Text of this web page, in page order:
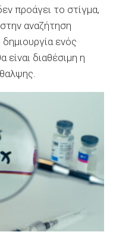
προάγει το στίγμα,
αναζήτηση
ενός
διαθέσιμη η